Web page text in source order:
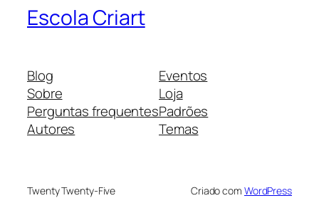
Escola Criart
Blog
Sobre
Perguntas frequentes
Autores
Eventos
Loja
Padrões
Temas
Twenty Twenty-Five Criado com WordPress